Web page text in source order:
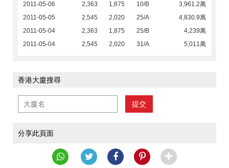
2011-05-06
2,363 1,875 10/B
3,961.2萬
2011-05-05
2,545 2,020 25/A
4,830.9萬
2011-05-04
2,363 1,875 25/B
4,239萬
2011-05-04
2,545 2,020 31/A 5,011萬
香港大廈搜尋
提交
分享此頁面